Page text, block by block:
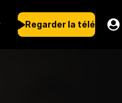
Regarder la télé